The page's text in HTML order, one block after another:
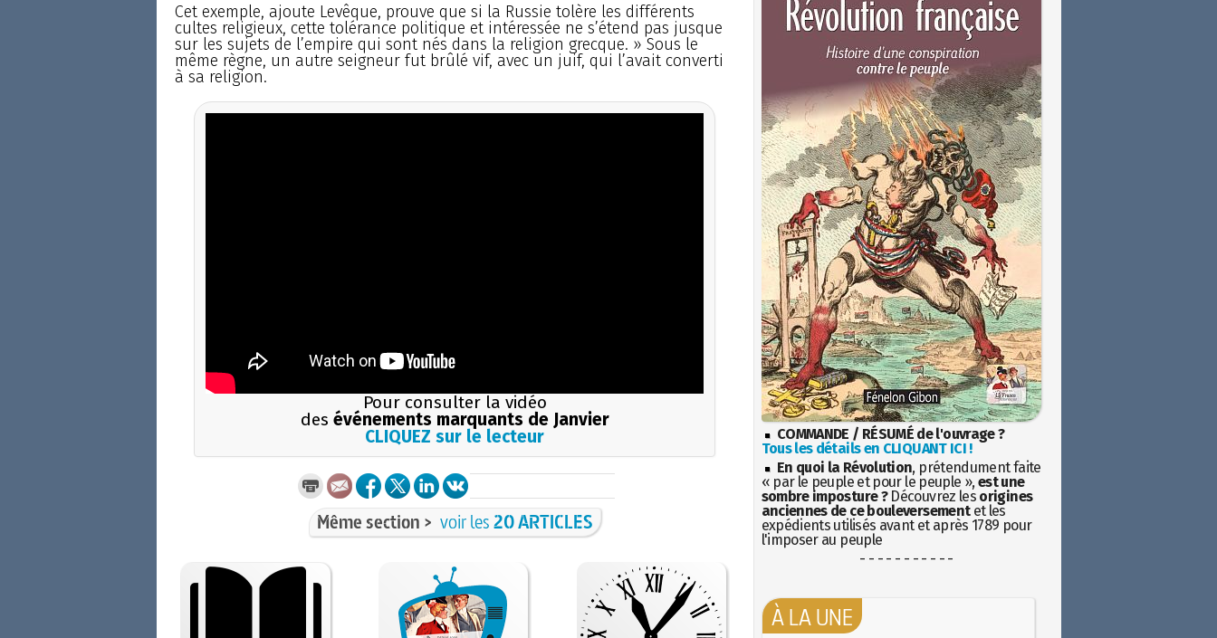
Cet exemple, ajoute Levêque, prouve que si la Russie tolère les différents
cultes religieux, cette tolérance politique et intéressée ne s’étend pas jusque
sur les sujets de l’empire qui sont nés dans la religion grecque. » Sous le
même règne, un autre seigneur fut brûlé vif, avec un juif, qui l’avait converti
à sa religion.
Pour consulter la vidéo
des événements marquants de Janvier
CLIQUEZ sur le lecteur
Même section > voir les20 ARTICLES
COMMANDE / RÉSUMÉ de l'ouvrage ?
Tous les détails en CLIQUANT ICI !
En quoi la Révolution, prétendument faite
« par le peuple et pour le peuple », est une
sombre imposture ?Découvrez les origines
anciennes de ce bouleversementet les
expédients utilisés avant et après 1789 pour
l'imposer au peuple
- - - - - - - - - - -
À LA UNE